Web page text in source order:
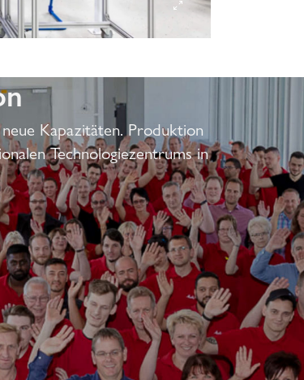
Kapazitäten. Produktion
Technologiezentrums in